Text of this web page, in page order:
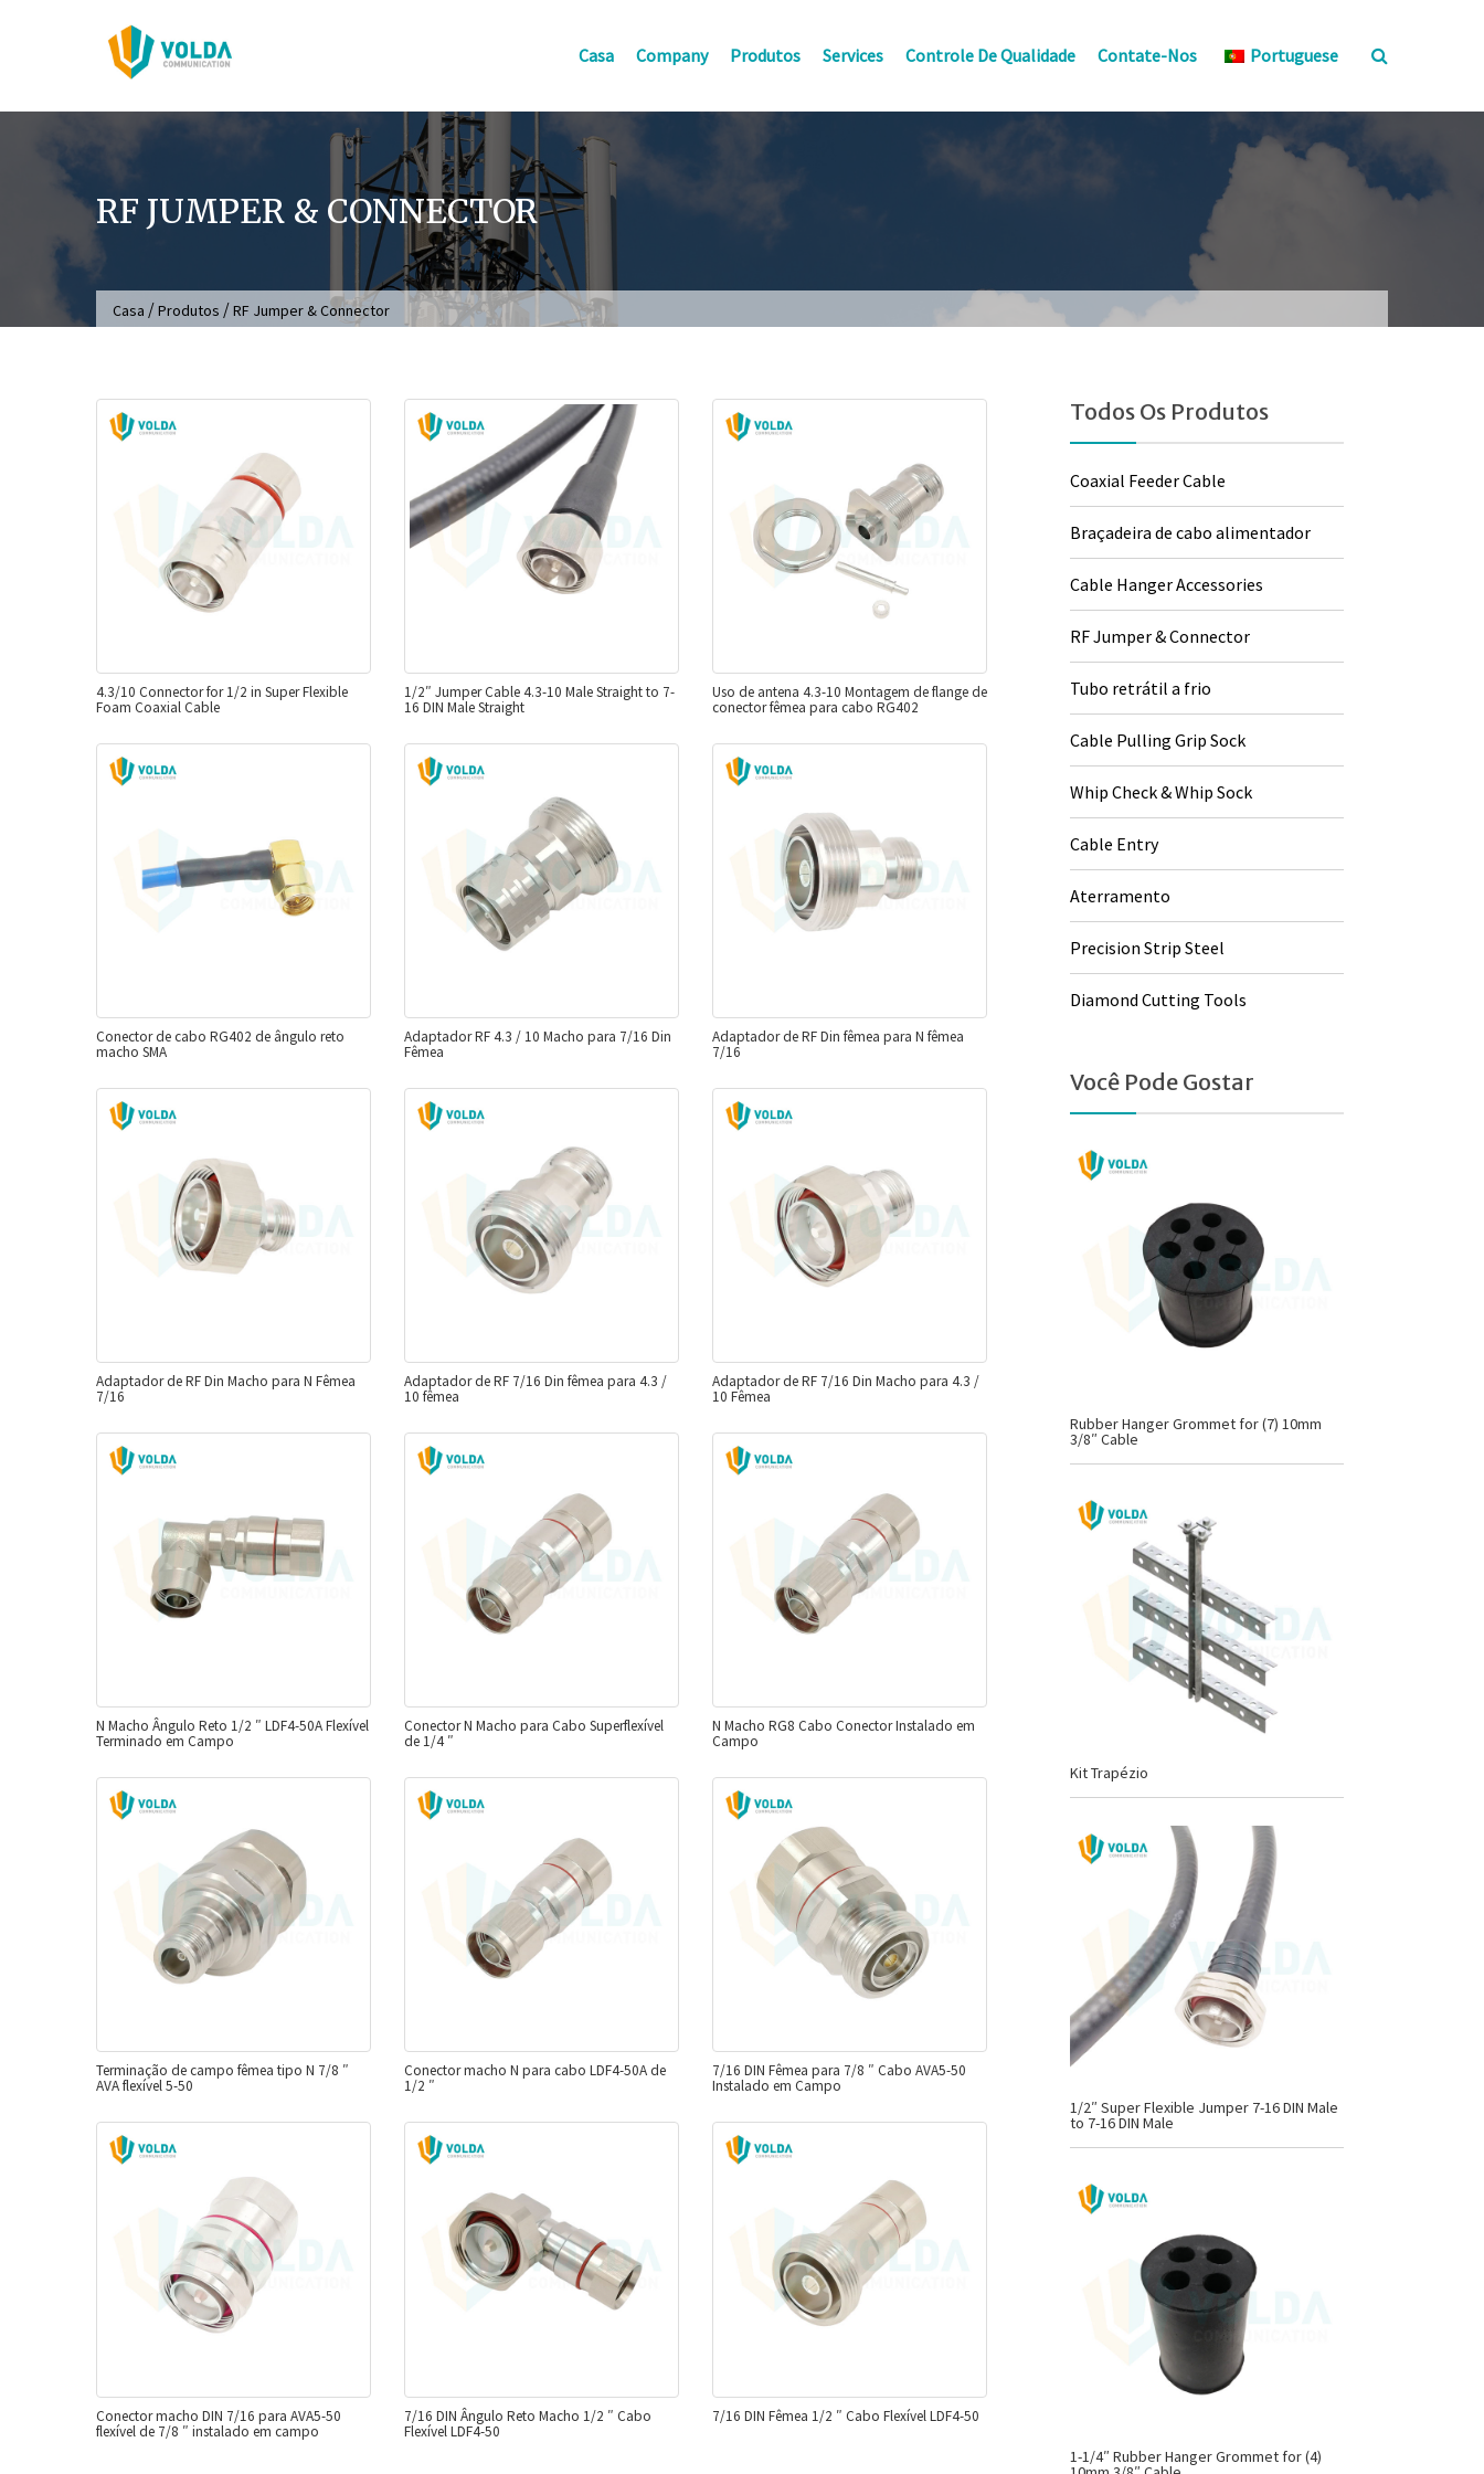
Casa Company Produtos Services Controle De Qualidade Contate-Nos Portuguese
RF JUMPER & CONNECTOR
Casa /Produtos /RF Jumper & Connector
4.3/10 Connector for 1/2 in Super Flexible
Foam Coaxial Cable
1/2″ Jumper Cable 4.3-10 Male Straight to 7-
16 DIN Male Straight
Uso de antena 4.3-10 Montagem de flange de
conector fêmea para cabo RG402
Conector de cabo RG402 de ângulo reto
macho SMA
Adaptador RF 4.3 / 10 Macho para 7/16 Din
Fêmea
Adaptador de RF Din fêmea para N fêmea
7/16
Adaptador de RF Din Macho para N Fêmea
7/16
Adaptador de RF 7/16 Din fêmea para 4.3 /
10 fêmea
Adaptador de RF 7/16 Din Macho para 4.3 /
10 Fêmea
N Macho Ângulo Reto 1/2 ″ LDF4-50A Flexível
Terminado em Campo
Conector N Macho para Cabo Superflexível
de 1/4 ″
N Macho RG8 Cabo Conector Instalado em
Campo
Terminação de campo fêmea tipo N 7/8 ″
AVA flexível 5-50
Conector macho N para cabo LDF4-50A de
1/2 ″
7/16 DIN Fêmea para 7/8 ″ Cabo AVA5-50
Instalado em Campo
Conector macho DIN 7/16 para AVA5-50
flexível de 7/8 ″ instalado em campo
7/16 DIN Ângulo Reto Macho 1/2 ″ Cabo
Flexível LDF4-50
7/16 DIN Fêmea 1/2 ″ Cabo Flexível LDF4-50
Todos Os Produtos
Coaxial Feeder Cable
Braçadeira de cabo alimentador
Cable Hanger Accessories
RF Jumper & Connector
Tubo retrátil a frio
Cable Pulling Grip Sock
Whip Check & Whip Sock
Cable Entry
Aterramento
Precision Strip Steel
Diamond Cutting Tools
Você Pode Gostar
Rubber Hanger Grommet for (7) 10mm
3/8″ Cable
Kit Trapézio
1/2″ Super Flexible Jumper 7-16 DIN Male
to 7-16 DIN Male
1-1/4″ Rubber Hanger Grommet for (4)